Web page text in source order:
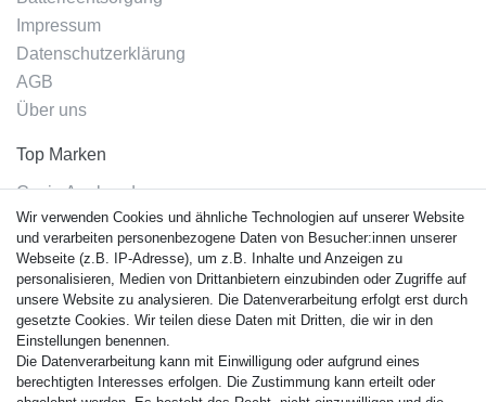
Impressum
Datenschutzerklärung
AGB
Über uns
Top Marken
Casio Armband
Festina Armband
Citizen Armband
M. Lacroix Armband
J. Lemans Armband
Uhrenarmbänder - Alle
Sicherheit
Wir verwenden Cookies und ähnliche Technologien auf unserer Website
und verarbeiten personenbezogene Daten von Besucher:innen unserer
Webseite (z.B. IP-Adresse), um z.B. Inhalte und Anzeigen zu
personalisieren, Medien von Drittanbietern einzubinden oder Zugriffe auf
unsere Website zu analysieren. Die Datenverarbeitung erfolgt erst durch
gesetzte Cookies. Wir teilen diese Daten mit Dritten, die wir in den
Einstellungen benennen.
Die Datenverarbeitung kann mit Einwilligung oder aufgrund eines
berechtigten Interesses erfolgen. Die Zustimmung kann erteilt oder